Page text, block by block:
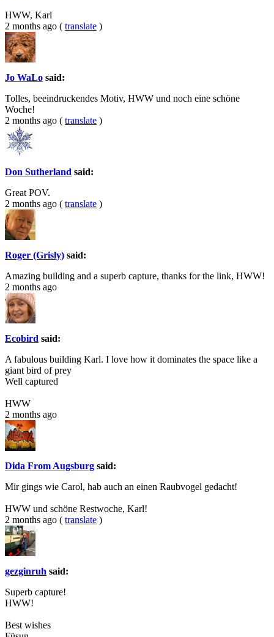
HWW, Karl
2 months ago ( translate )
Jo WaLo said:
Tolles, beeindruckendes Motiv, HWW und noch eine schöne
Woche!
2 months ago ( translate )
Don Sutherland said:
Great POV.
2 months ago ( translate )
Roger (Grisly) said:
Amazing building and a superb capture, thanks for the link, HWW!
2 months ago
Ecobird said:
A fabulous building Karl. I love how it dominates the space like a
giant bird of prey
Well captured
HWW
2 months ago
Dida From Augsburg said:
Mir gings wie Carol, hab auch an einen Raubvogel gedacht!
HWW und schöne Restwoche, Karl!
2 months ago ( translate )
gezginruh said:
Superb capture!
HWW!
Best wishes